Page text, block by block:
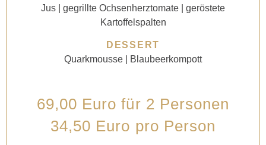
Jus | gegrillte Ochsenherztomate | geröstete
Kartoffelspalten
DESSERT
Quarkmousse | Blaubeerkompott
69,00 Euro für 2 Personen
34,50 Euro pro Person